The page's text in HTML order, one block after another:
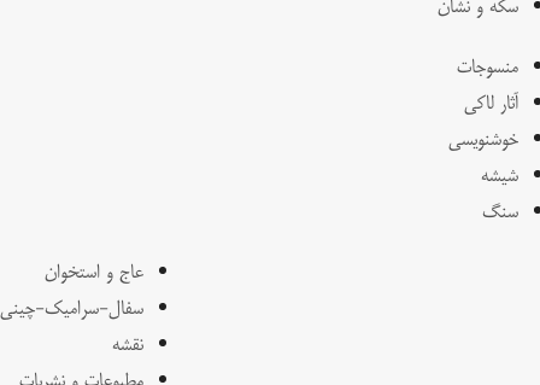
سکه و نشان
منسوجات
آثار لاکی
خوشنویسی
شیشه
سنگ
عاج و استخوان
سفال-سرامیک-چینی
نقشه